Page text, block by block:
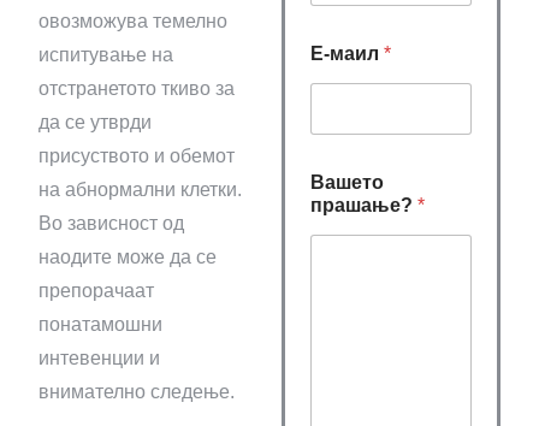
овозможува темелно
испитување на
отстранетото ткиво за
да се утврди
присуството и обемот
на абнормални клетки.
Во зависност од
наодите може да се
препорачаат
понатамошни
интевенции и
внимателно следење.
Е-маил *
Вашето
прашање? *